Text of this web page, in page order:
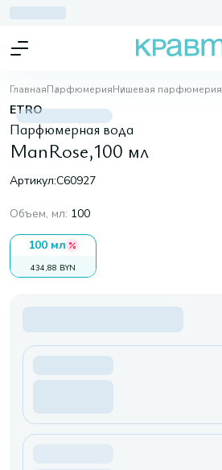
ГлавнаяПарфюмерияНишевая парфюмерия
ETRO
Парфюмерная вода
ManRose,100 мл
Артикул:C60927
Объем, мл: 100
100 мл
434,88 BYN